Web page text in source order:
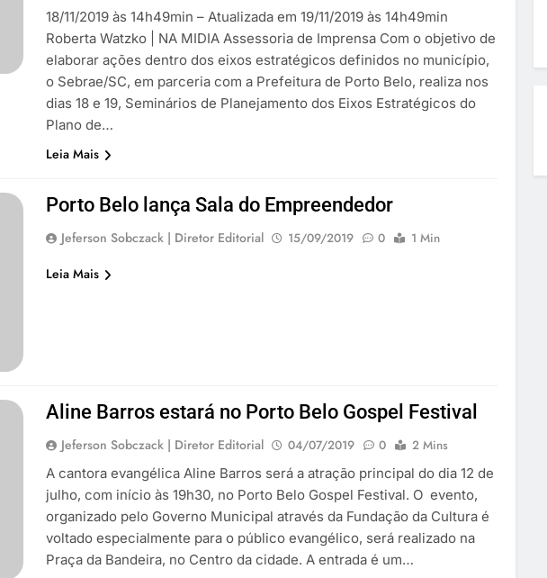
18/11/2019 às 14h49min – Atualizada em 19/11/2019 às 14h49min
Roberta Watzko | NA MIDIA Assessoria de Imprensa Com o objetivo de
elaborar ações dentro dos eixos estratégicos definidos no município,
o Sebrae/SC, em parceria com a Prefeitura de Porto Belo, realiza nos
dias 18 e 19, Seminários de Planejamento dos Eixos Estratégicos do
Plano de…
Leia Mais
Porto Belo lança Sala do Empreendedor
Jeferson Sobczack | Diretor Editorial 15/09/2019 0 1 Min
Leia Mais
Aline Barros estará no Porto Belo Gospel Festival
Jeferson Sobczack | Diretor Editorial 04/07/2019 0
2 Mins
A cantora evangélica Aline Barros será a atração principal do dia 12 de
julho, com início às 19h30, no Porto Belo Gospel Festival. O evento,
organizado pelo Governo Municipal através da Fundação da Cultura é
voltado especialmente para o público evangélico, será realizado na
Praça da Bandeira, no Centro da cidade. A entrada é um…